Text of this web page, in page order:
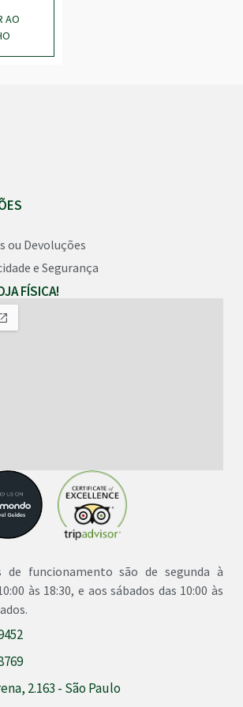
AO
ou Devoluções
e Segurança
FÍSICA!
de funcionamento são de segunda à
às 18:30, e aos sábados das 10:00 às
2.163 - São Paulo